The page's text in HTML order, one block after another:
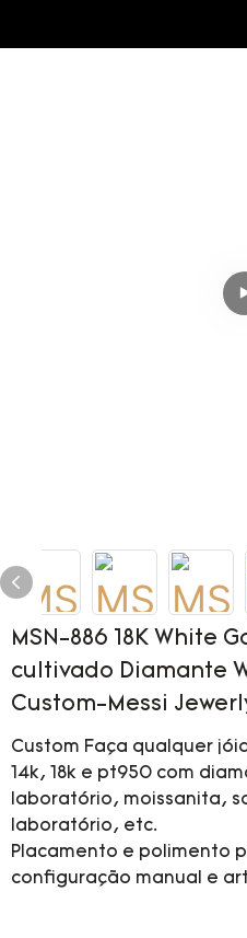
MSN-886 18K White
cultivado Diamante
Custom-Messi
Custom Faça qualquer
14k, 18k e pt950 com
laboratório, moissanita,
laboratório, etc.
Placamento e polimento
configuração manual e